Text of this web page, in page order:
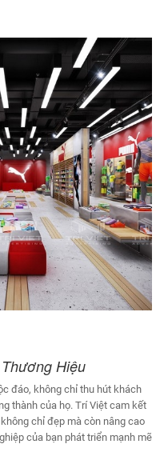
Hiệu
đáo, không chỉ thu hút khách
thành của họ. Trí Việt cam kết
chỉ đẹp mà còn nâng cao
của bạn phát triển mạnh mẽ